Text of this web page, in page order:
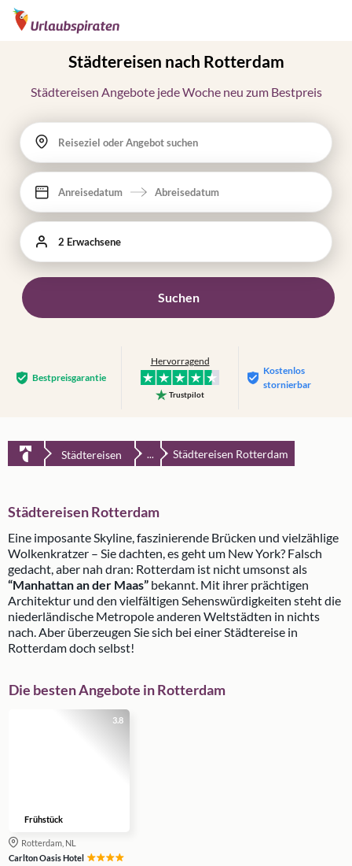
Städtereisen nach Rotterdam
Städtereisen Angebote jede Woche neu zum Bestpreis
Reiseziel oder Angebot suchen
Anreisedatum Abreisedatum
2 Erwachsene
Suchen
Bestpreis­garantie
Hervorragend
Trustpilot
Kostenlos
stornierbar
Städtereisen ... Städtereisen Rotterdam
Städtereisen Rotterdam
Eine imposante Skyline, faszinierende Brücken und vielzählige
Wolkenkratzer – Sie dachten, es geht um New York? Falsch
gedacht, aber nah dran: Rotterdam ist nicht umsonst als
“Manhattan an der Maas” bekannt. Mit ihrer prächtigen
Architektur und den vielfältigen Sehenswürdigkeiten steht die
niederländische Metropole anderen Weltstädten in nichts
nach. Aber überzeugen Sie sich bei einer Städtereise in
Rotterdam doch selbst!
Die besten Angebote in Rotterdam
3.8
Frühstück
Rotterdam, NL
Carlton Oasis Hotel